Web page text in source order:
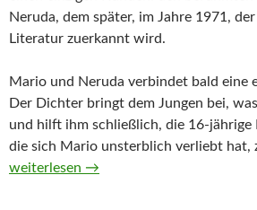
Neruda, dem später, im Jahre 1971,
Literatur zuerkannt wird.
Mario und Neruda verbindet bald eine
Der Dichter bringt dem Jungen bei,
und hilft ihm schließlich, die 16-jährige
die sich Mario unsterblich verliebt hat,
Mit brennender Geduld von Antonio
weiterlesen →